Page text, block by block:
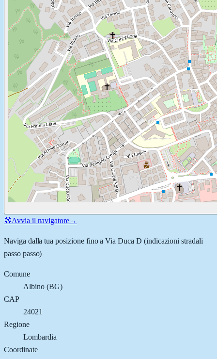
🧭Avvia il navigatore→
Naviga dalla tua posizione fino aVia Duca D (indicazioni stradali
passo passo)
Comune
Albino(BG)
CAP
24021
Regione
Lombardia
Coordinate